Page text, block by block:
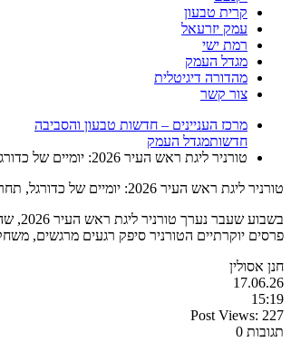
קרית טבעון
עמק יזרעאל
רמת ישי
מגדל העמק
מהדורה דיגיטלית
צור קשר
מרכז העניינים – חדשות טבעון והסביבה
חדשותמגדל העמק
טורניר ליגת ראש העיר 2026: יומיים של כדורגל, תחרות ורוח ספורטיבית
טורניר ליגת ראש העיר 2026: יומיים של כדורגל, תחרות ורוח ספורטיבית
פרסים יוקרתיים הטורניר סיפק רגעים מרגשים,
חנן אסולין
17.06.26
15:19
Post Views: 227
תגובות 0